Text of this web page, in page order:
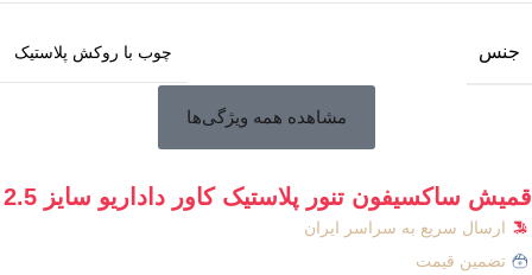
جنس چوب با روکش پلاستیک
مشاهده همه ویژگی‌ها
قمیش ساکسیفون تنور پلاستیک کاور داداریو سایز 2.5
ارسال سریع به سراسر ایران
تضمین قیمت